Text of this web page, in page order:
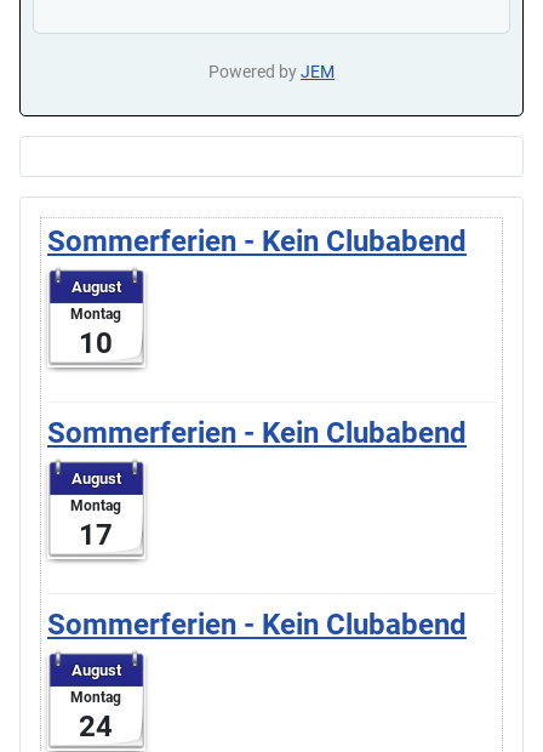
Powered byJEM
Sommerferien - Kein Clubabend
August
Montag
10
Sommerferien - Kein Clubabend
August
Montag
17
Sommerferien - Kein Clubabend
August
Montag
24